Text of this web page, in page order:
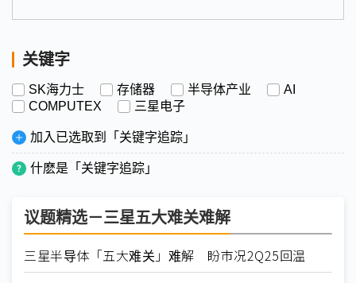
关键字
SK海力士 存储器 半导体产业
AI
COMPUTEX
三星电子
加入已选取到「关键字追踪」
什麽是「关键字追踪」
议题精选－三星五大难关难解
三星半导体「五大难关」难解 盼市况2Q25回温